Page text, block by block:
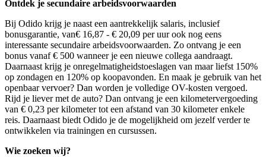
Ontdek je secundaire arbeidsvoorwaarden
Bij Odido krijg je naast een aantrekkelijk salaris, inclusief
bonusgarantie, van€ 16,87 - € 20,09 per uur ook nog eens
interessante secundaire arbeidsvoorwaarden. Zo ontvang je een
bonus vanaf € 500 wanneer je een nieuwe collega aandraagt.
Daarnaast krijg je onregelmatigheidstoeslagen van maar liefst 150%
op zondagen en 120% op koopavonden. En maak je gebruik van het
openbaar vervoer? Dan worden je volledige OV-kosten vergoed.
Rijd je liever met de auto? Dan ontvang je een kilometervergoeding
van € 0,23 per kilometer tot een afstand van 30 kilometer enkele
reis. Daarnaast biedt Odido je de mogelijkheid om jezelf verder te
ontwikkelen via trainingen en cursussen.
Wie zoeken wij?